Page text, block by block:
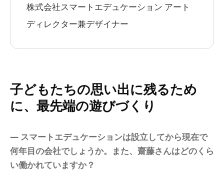
株式会社スマートエデュケーション アート
ディレクター兼デザイナー
子どもたちの思い出に残るため
に、最先端の遊びづくり
― スマートエデュケーションは設立してから現在で
何年目の会社でしょうか。また、齋藤さんはどのくら
い働かれていますか？